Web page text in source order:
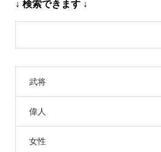
↓ 検索できます ↓
武将
偉人
女性